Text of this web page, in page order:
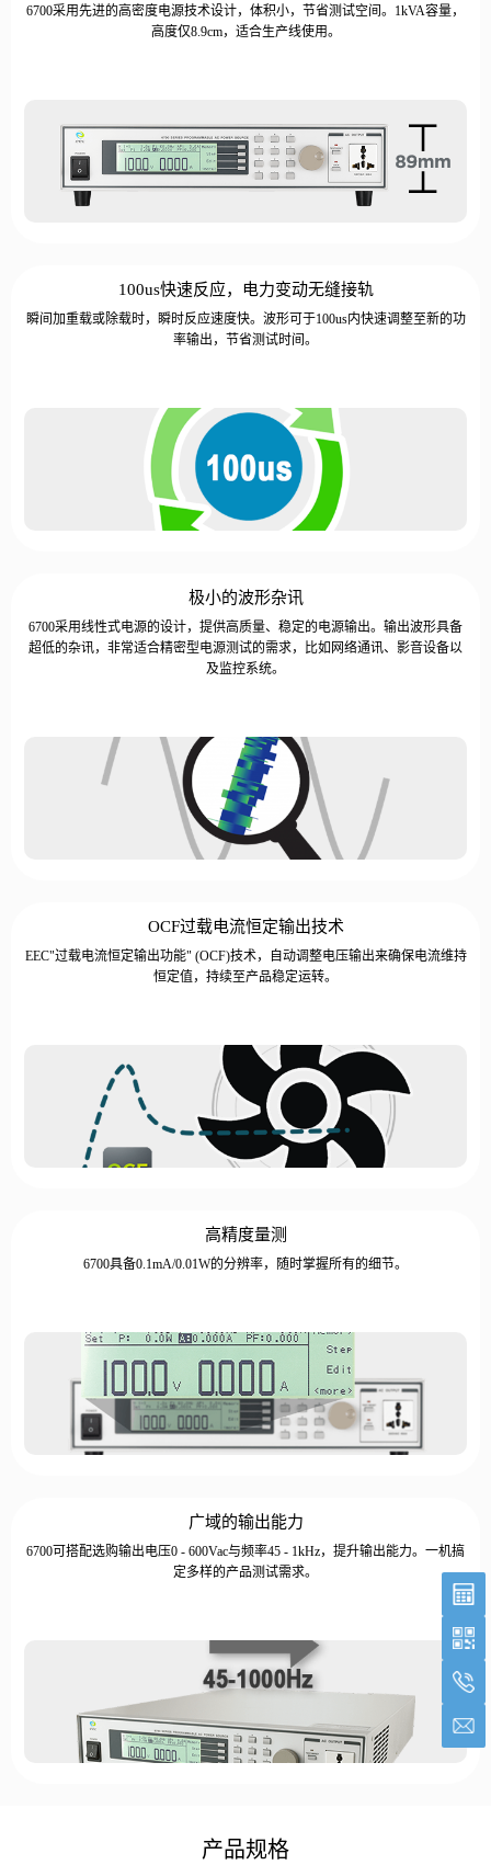
6700采用先进的高密度电源技术设计，体积小，节省测试空间。1kVA容量，
高度仅8.9cm，适合生产线使用。
100us快速反应，电力变动无缝接轨
瞬间加重载或除载时，瞬时反应速度快。波形可于100us内快速调整至新的功
率输出，节省测试时间。
极小的波形杂讯
6700采用线性式电源的设计，提供高质量、稳定的电源输出。输出波形具备
超低的杂讯，非常适合精密型电源测试的需求，比如网络通讯、影音设备以
及监控系统。
OCF过载电流恒定输出技术
EEC"过载电流恒定输出功能" (OCF)技术，自动调整电压输出来确保电流维持
恒定值，持续至产品稳定运转。
高精度量测
6700具备0.1mA/0.01W的分辨率，随时掌握所有的细节。
广域的输出能力
6700可搭配选购输出电压0 - 600Vac与频率45 - 1kHz，提升输出能力。一机搞
定多样的产品测试需求。
产品规格